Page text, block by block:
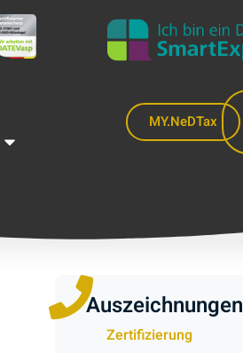
MY.NeDTax
Auszeichnungen
Zertifizierung